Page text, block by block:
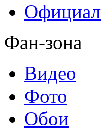
Фан-зона
Видео
Фото
Обои